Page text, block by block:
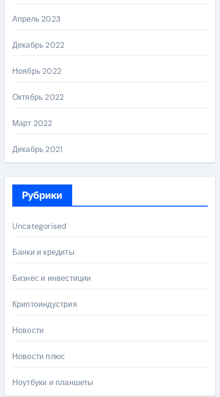
Апрель 2023
Декабрь 2022
Ноябрь 2022
Октябрь 2022
Март 2022
Декабрь 2021
Рубрики
Uncategorised
Банки и кредиты
Бизнес и инвестиции
Криптоиндустрия
Новости
Новости плюс
Ноутбуки и планшеты